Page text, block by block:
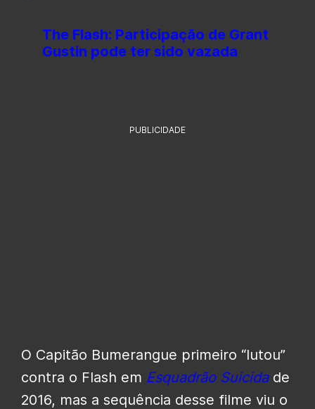
The Flash: Participação de Grant
Gustin pode ter sido vazada
PUBLICIDADE
O Capitão Bumerangue primeiro “lutou”
contra o Flash em Esquadrão Suicidade
2016, mas a sequência desse filme viu o